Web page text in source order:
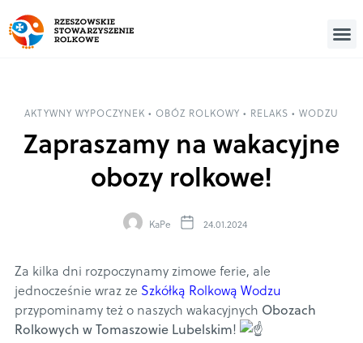
AKTYWNY WYPOCZYNEK • OBÓZ ROLKOWY • RELAKS • WODZU
Zapraszamy na wakacyjne
obozy rolkowe!
KaPe 24.01.2024
Za kilka dni rozpoczynamy zimowe ferie, ale
jednocześnie wraz ze Szkółką Rolkową Wodzu
przypominamy też o naszych wakacyjnych Obozach
Rolkowych w Tomaszowie Lubelskim!